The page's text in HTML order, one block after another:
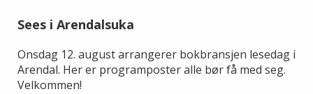
Sees i Arendalsuka
Onsdag 12. august arrangerer bokbransjen lesedag i
Arendal. Her er programposter alle bør få med seg.
Velkommen!